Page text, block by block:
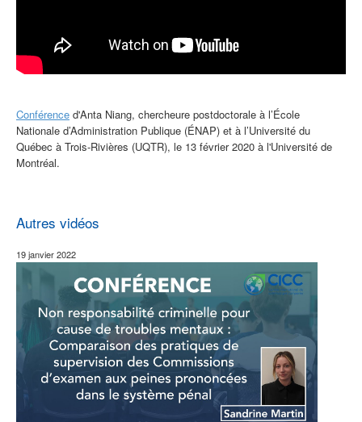
Conférence d'Anta Niang, chercheure postdoctorale à l’École
Nationale d’Administration Publique (ÉNAP) et à l’Université du
Québec à Trois-Rivières (UQTR), le 13 février 2020 à l'Université de
Montréal.
Autres vidéos
19 janvier 2022